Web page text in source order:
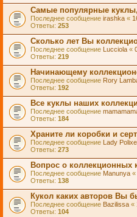
Самые популярные
Последнее сообщение irashka «
Ответы: 253
Сколько лет Вы
Последнее сообщение Lucciola «
Ответы: 219
Начинающему
Последнее сообщение Rory
Ответы: 192
Все куклы наших
Последнее сообщение
Ответы: 184
Храните ли коробки и
Последнее сообщение Lady
Ответы: 273
Вопрос о коллекционных
Последнее сообщение Manunya «
Ответы: 138
Кукол каких авторов Вы
Последнее сообщение Bazilissa «
Ответы: 104